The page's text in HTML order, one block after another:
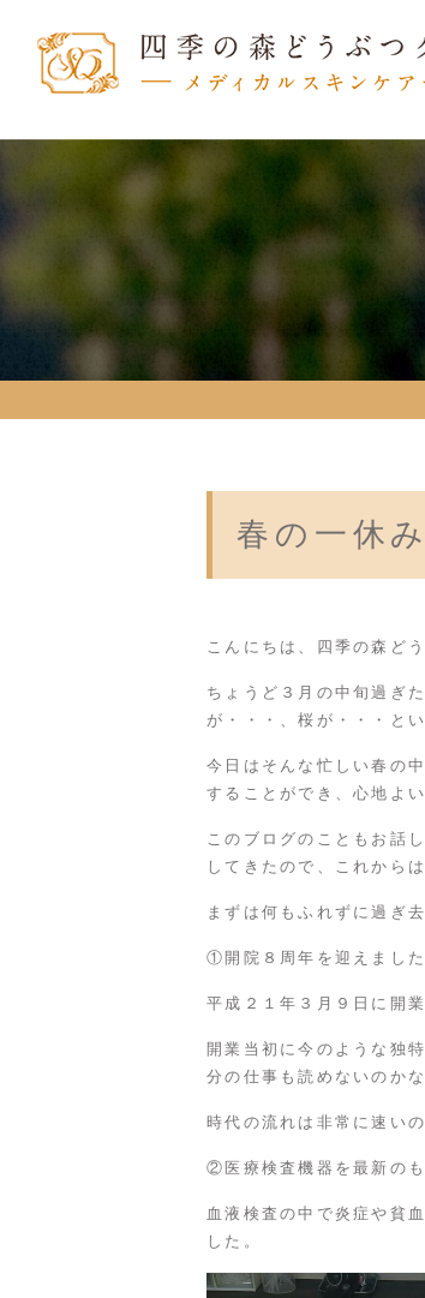
春の一休み
こんにちは、四季の森ど
ちょうど３月の中旬過ぎ
が・・・、桜が・・・と
今日はそんな忙しい春の
することができ、心地よ
このブログのこともお話
してきたので、これから
まずは何もふれずに過ぎ
①開院８周年を迎えました
平成２１年３月９日に開
開業当初に今のような独
分の仕事も読めないのか
時代の流れは非常に速い
②医療検査機器を最新のも
血液検査の中で炎症や貧
した。